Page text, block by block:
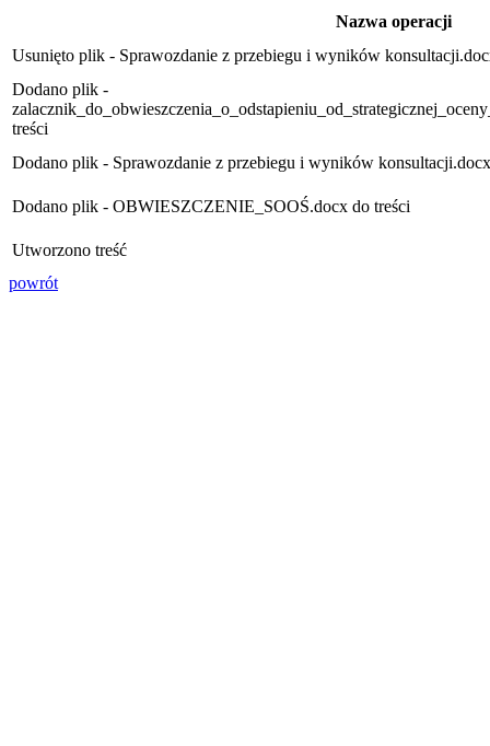
Nazwa operacji
Usunięto plik - Sprawozdanie z przebiegu i wyników
Dodano plik -
treści
Dodano plik - Sprawozdanie z przebiegu i wyników
Dodano plik - OBWIESZCZENIE_SOOŚ.docx do treści
Utworzono treść
powrót